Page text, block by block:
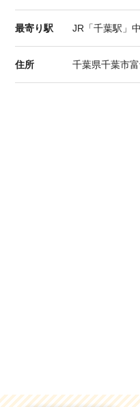
最寄り駅 JR「千葉駅」
住所 千葉県千葉市